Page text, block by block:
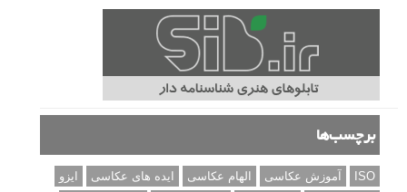
برچسب‌ها
ISO آموزش عکاسی الهام عکاسی ایده های عکاسی
ایزو